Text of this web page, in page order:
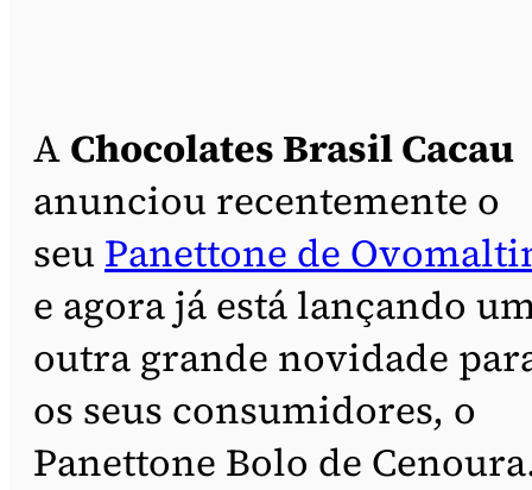
A Chocolates Brasil Cacau
anunciou recentemente o
seu Panettone de
e agora já está lançando
outra grande novidade
os seus consumidores, o
Panettone Bolo de